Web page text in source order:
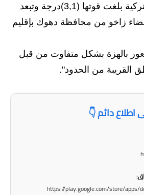
اخبار وقرارات وزارة التربية
المرحلة الابتدائية
المرحلة الاعدادية
العراقية -السورية-التركية بلغت قوتها (3,1)درجة وتبعد
عن قضاء زاخو من محافظة دهوك بإقليم
بالهزة بشكل متفاوت من قبل
القريبة من الحدود".
اطلاع دائم 👇
https://play.google.com/store/apps/